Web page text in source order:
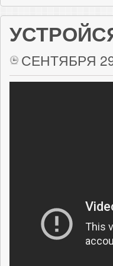
СЕНТЯБРЯ